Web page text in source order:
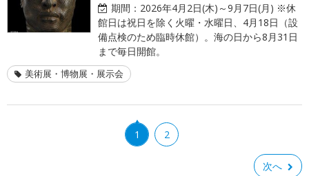
期間： 2026年4月2日(木)～9月7日(月) ※休
館日は祝日を除く火曜・水曜日、4月18日（設
備点検のため臨時休館）。海の日から8月31日
まで毎日開館。
美術展・博物展・展示会
1 2
次へ